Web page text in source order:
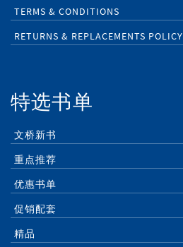
TERMS & CONDITIONS
RETURNS & REPLACEMENTS POLICY
特选书单
文桥新书
重点推荐
优惠书单
促销配套
精品